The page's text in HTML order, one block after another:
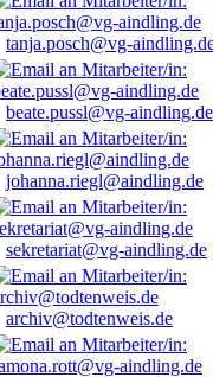
tanja.posch@vg-
beate.pussl@vg-aindling.de
johanna.riegl@aindling.de
sekretariat@vg-aindling.de
archiv@todtenweis.de